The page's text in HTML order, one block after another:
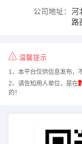
公司地址：
河
路
温馨提示
1、本平台仅供信息发布，
2、请告知用人单位，是在
的！